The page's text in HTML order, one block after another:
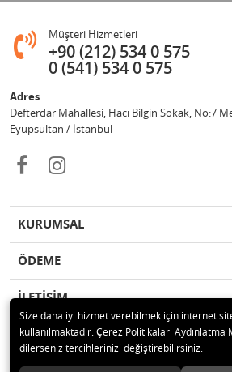
Müşteri Hizmetleri
+90 (212) 534 0 575
0 (541) 534 0 575
Adres
Defterdar Mahallesi, Hacı Bilgin Sokak, No:7
Eyüpsultan / İstanbul
KURUMSAL
ÖDEME
İLETİŞİM
© 2018 MERCAN PROFESYONEL GÜVENLİK
saklıdır.
Size daha iyi hizmet verebilmek için internet
kullanılmaktadır. Çerez Politikaları Aydınlatma
dilerseniz tercihlerinizi değiştirebilirsiniz.